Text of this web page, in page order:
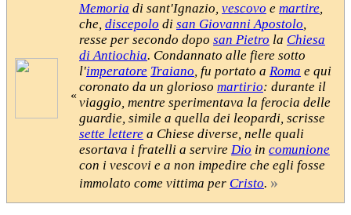
«
Memoria di sant'Ignazio, vescovo e martire,
che, discepolo di san Giovanni Apostolo,
resse per secondo dopo san Pietro la Chiesa
di Antiochia. Condannato alle fiere sotto
l'imperatore Traiano, fu portato a Roma e qui
coronato da un glorioso martirio: durante il
viaggio, mentre sperimentava la ferocia delle
guardie, simile a quella dei leopardi, scrisse
sette lettere a Chiese diverse, nelle quali
esortava i fratelli a servire Dio in comunione
con i vescovi e a non impedire che egli fosse
immolato come vittima per Cristo. »